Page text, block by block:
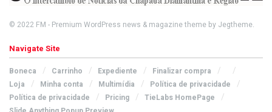
© 2022 FM - Premium WordPress news & magazine theme by Jegtheme.
Navigate Site
Boneca Carrinho Expediente
Finalizar compra
Loja
Minha conta Multimídia
Política de privacidade
Política de privacidade
Pricing
TieLabs HomePage